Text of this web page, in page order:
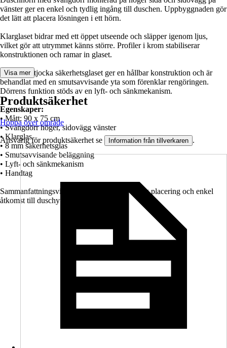
vänster ger en enkel och tydlig ingång till duschen. Uppbyggnaden gör
det lätt att placera lösningen i ett hörn.
Klarglaset bidrar med ett öppet utseende och släpper igenom ljus,
vilket gör att utrymmet känns större. Profiler i krom stabiliserar
konstruktionen och ramar in glaset.
Det 8 mm tjocka säkerhetsglaset ger en hållbar konstruktion och är
behandlat med en smutsavvisande yta som förenklar rengöringen.
Dörrens funktion stöds av en lyft- och sänkmekanism.
Egenskaper:
• Mått: 90 x 75 cm
• Svängdörr höger, sidovägg vänster
• Klarglas
• 8 mm säkerhetsglas
• Smutsavvisande beläggning
• Lyft- och sänkmekanism
• Handtag
Sammanfattningsvis: Ett duschhörn med tydlig placering och enkel
åtkomst till duschytan.
Visa mer
Produktsäkerhet
Hoppa över område
Ansvarig för produktsäkerhet se Information från tillverkaren .